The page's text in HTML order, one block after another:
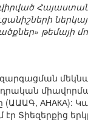
թեմայի
(ԱԱԱԳ, АНАКА):
Տիեզերքից